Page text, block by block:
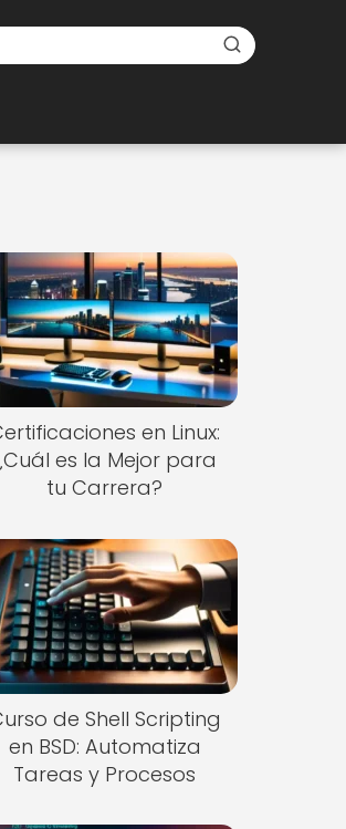
en Linux:
es la Mejor para
tu Carrera?
de Shell Scripting
en BSD: Automatiza
Tareas y Procesos